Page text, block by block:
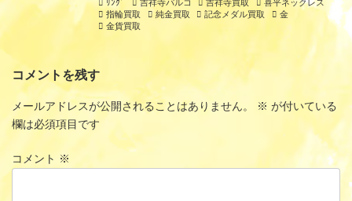
ﾘﾝｸﾞ
吉祥寺パルコ 吉祥寺買取
喜平ネックレス
指輪買取
純金買取 記念メダル買取
金
金貨買取
コメントを残す
メールアドレスが公開されることはありません。 ※ が付いている
欄は必須項目です
コメント ※